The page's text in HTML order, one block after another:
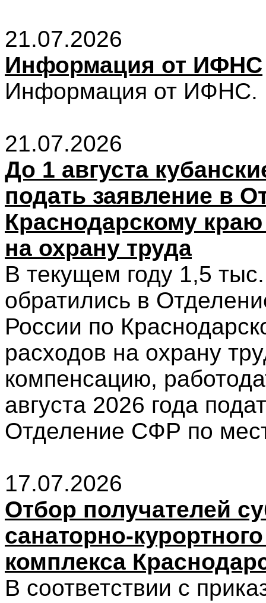
21.07.2026
Информация от ИФНС
Информация от ИФНС.
21.07.2026
До 1 августа
подать заявление в
Краснодарскому
на охрану труда
В текущем году 1,5
обратились в
России по
расходов на охрану
компенсацию,
августа 2026 года
Отделение СФР по
17.07.2026
Отбор получателей
санаторно-
комплекса
В соответствии с